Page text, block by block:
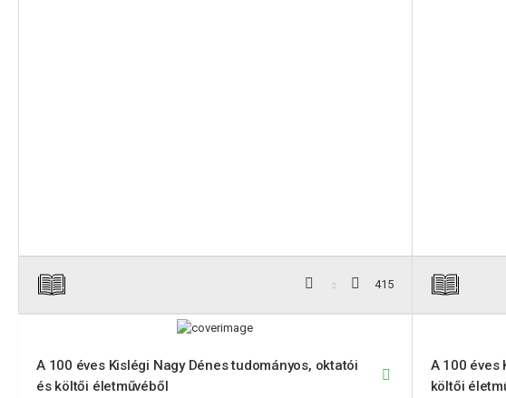
415
A 100 éves Kislégi Nagy Dénes tudományos, oktatói
és költői életművéből
A 100 éves
költői